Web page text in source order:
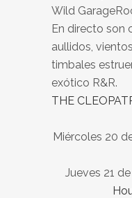
Wild
En directo son
aullidos,
timbales
exótico R&R.
THE
Miércoles 20
Jueves 21